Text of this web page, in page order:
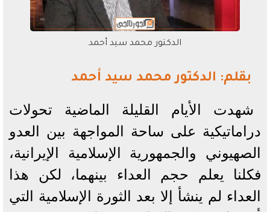
الدكتور محمد سيد أحمد
بقلم: الدكتور محمد سيد أحمد
شهدت الأيام القليلة الماضية تحولات
دراماتيكية على ساحة المواجهة بين العدو
الصهيوني والجمهورية الإسلامية الإيرانية،
فكلنا يعلم حجم العداء بينهما، لكن هذا
العداء لم ينشأ إلا بعد الثورة الإسلامية التي